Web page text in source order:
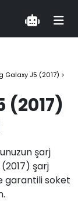
Galaxy J5 (2017) >
şarj
şarj
garantili soket